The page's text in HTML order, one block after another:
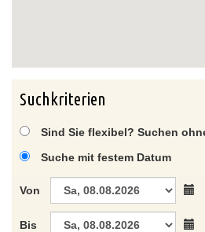
Suchkriterien
Sind Sie flexibel? Suchen
Suche mit festem Datum
Von
Bis